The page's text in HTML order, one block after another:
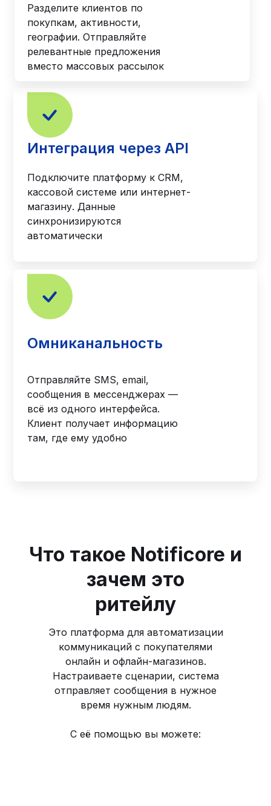
Интеграция через API
Подключите платформу к CRM,
кассовой системе или интернет-
магазину. Данные
синхронизируются
автоматически
Разделите клиентов по
покупкам, активности,
географии. Отправляйте
релевантные предложения
вместо массовых рассылок
Омниканальность
Отправляйте SMS, email,
сообщения в мессенджерах —
всё из одного интерфейса.
Клиент получает информацию
там, где ему удобно
Что такое Notificore и
зачем это
ритейлу
Это платформа для автоматизации
коммуникаций с покупателями
онлайн и офлайн-магазинов.
Настраиваете сценарии, система
отправляет сообщения в нужное
время нужным людям.
С её помощью вы можете: